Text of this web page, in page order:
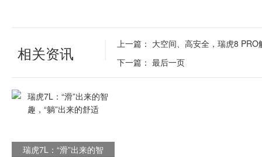
相关资讯 上一篇： 大空间、高安全，瑞虎8
下一篇： 最后一页
瑞虎7L：“滑”出来的智